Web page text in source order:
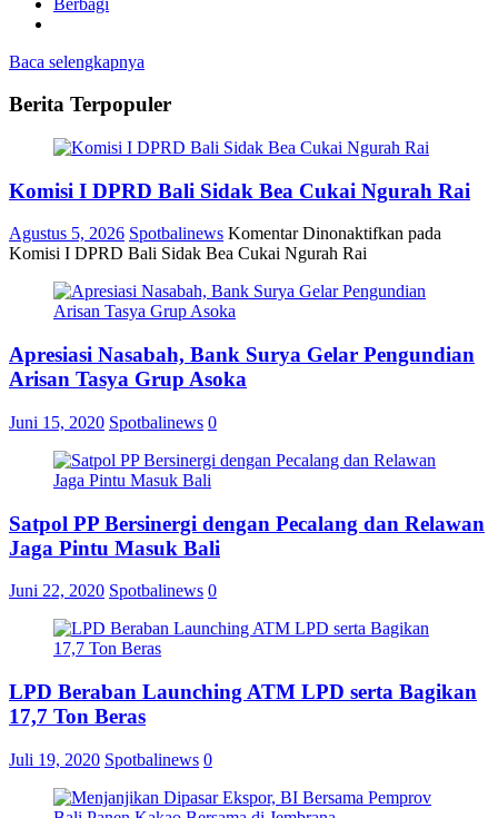
Baca selengkapnya
Berita Terpopuler
Komisi I DPRD Bali Sidak Bea Cukai Ngurah Rai
Agustus 5, 2026 Spotbalinews Komentar Dinonaktifkan pada
Komisi I DPRD Bali Sidak Bea Cukai Ngurah Rai
Apresiasi Nasabah, Bank Surya Gelar Pengundian
Arisan Tasya Grup Asoka
Juni 15, 2020 Spotbalinews 0
Satpol PP Bersinergi dengan Pecalang dan Relawan
Jaga Pintu Masuk Bali
Juni 22, 2020 Spotbalinews 0
LPD Beraban Launching ATM LPD serta Bagikan
17,7 Ton Beras
Juli 19, 2020 Spotbalinews 0